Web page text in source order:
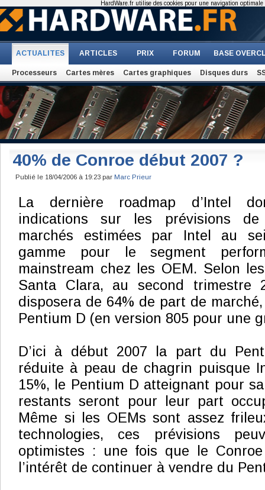
ACTUALITES ARTICLES PRIX FORUM BASE
Processeurs Cartes mères Cartes graphiques Disques durs
40% de Conroe début 2007 ?
Publié le 18/04/2006 à 19:23 par Marc Prieur
La dernière roadmap d’Intel
indications sur les prévisions
marchés estimées par Intel au
gamme pour le segment
mainstream chez les OEM. Selon
Santa Clara, au second trimestre
disposera de 64% de part de
Pentium D (en version 805 pour une
D’ici à début 2007 la part du
réduite à peau de chagrin puisque
15%, le Pentium D atteignant pour
restants seront pour leur part
Même si les OEMs sont assez
technologies, ces prévisions
optimistes : une fois que le
l’intérêt de continuer à vendre du
HardWare.fr utilise des cookies pour une navigation